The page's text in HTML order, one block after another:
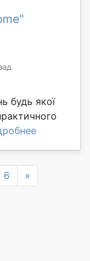
будь якої
6 »